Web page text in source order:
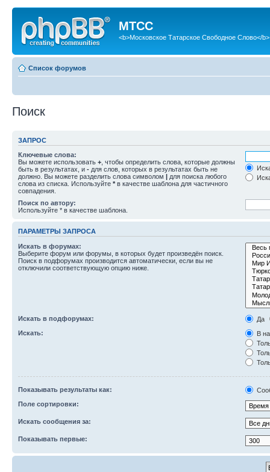
МТСС
<b>Московское Татарское Свободное Слово</b>
Список форумов
Поиск
ЗАПРОС
Ключевые слова:
Вы можете использовать + , чтобы определить слова, которые должны
быть в результатах, и - для слов, которых в результатах быть не
должно. Вы можете разделить слова символом | для поиска любого
слова из списка. Используйте * в качестве шаблона для частичного
совпадения.
Поиск по автору:
Используйте * в качестве шаблона.
ПАРАМЕТРЫ ЗАПРОСА
Искать в форумах:
Выберите форум или форумы, в которых будет произведён поиск.
Поиск в подфорумах производится автоматически, если вы не
отключили соответствующую опцию ниже.
Искать в подфорумах:
Да
Искать:
В
Показывать результаты как:
Поле сортировки:
Искать сообщения за:
Показывать первые: